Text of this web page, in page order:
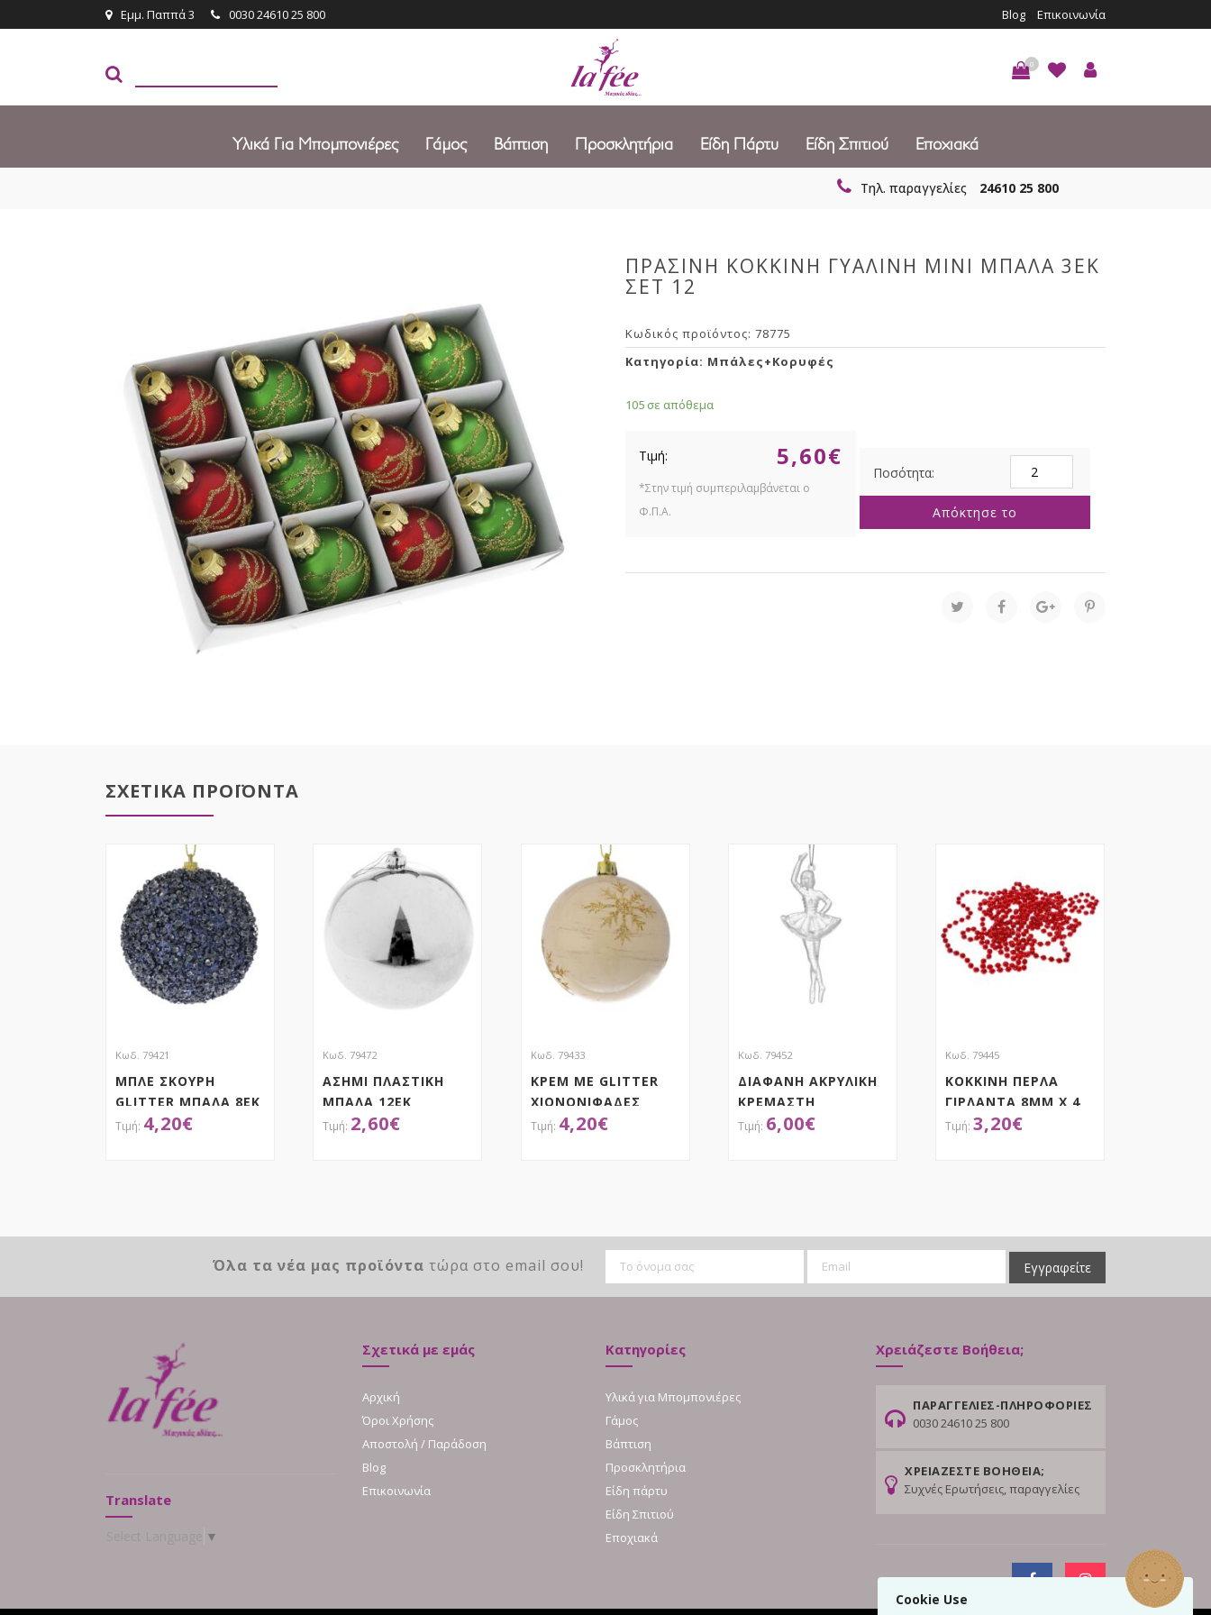
Cookie Use
Εμμ. Παππά 3 0030 24610 25 800 Blog Επικοινωνία
0
Υλικά Για Μπομπονιέρες Γάμος Βάπτιση Προσκλητήρια Είδη Πάρτυ Είδη Σπιτιού Εποχιακά
Τηλ. παραγγελίες 24610 25 800
ΠΡΑΣΙΝΗ ΚΟΚΚΙΝΗ ΓΥΑΛΙΝΗ ΜΙΝΙ ΜΠΑΛΑ 3ΕΚ
ΣΕΤ 12
Κωδικός προϊόντος:78775
Κατηγορία: Μπάλες+Κορυφές
105 σε απόθεμα
5,60€
ΚΟΚΚΙΝΗ
ΓΥΑΛΙΝΗ
ΜΙΝΙ
ΜΠΑΛΑ
ΣΕΤ
ποσότητα
Απόκτησε το
ΣΧΕΤΙΚΑ ΠΡΟΪΟΝΤΑ
Κωδ. 79421
ΜΠΛΕ ΣΚΟΥΡΗ
GLITTER ΜΠΑΛΑ 8ΕΚ
ΣΕΤ 64,20€
Κωδ. 79472
ΑΣΗΜΙ ΠΛΑΣΤΙΚΗ
ΜΠΑΛΑ 12ΕΚ
2,60€
Κωδ. 79433
ΚΡΕΜ ΜΕ GLITTER
ΧΙΟΝΟΝΙΦΑΔΕΣ
ΜΠΑΛΑ ΣΕΤ 6 8ΕΚ
4,20€
Κωδ. 79452
ΔΙΑΦΑΝΗ ΑΚΡΥΛΙΚΗ
ΚΡΕΜΑΣΤΗ
ΜΠΑΛΑΡΙΝΑ ΣΕΤ 6
6,00€
Κωδ. 79445
ΚΟΚΚΙΝΗ ΠΕΡΛΑ
ΓΙΡΛΑΝΤΑ 8ΜΜ Χ 4
ΜΕΤΡΑ
3,20€
Όλα τα νέα μας προϊόντα τώρα στο email σου! Εγγραφείτε
Translate
▼
Σχετικά με εμάς
Αρχική
Όροι Χρήσης
Αποστολή / Παράδοση
Blog
Επικοινωνία
Κατηγορίες
Υλικά για Μπομπονιέρες
Γάμος
Βάπτιση
Προσκλητήρια
Είδη πάρτυ
Είδη Σπιτιού
Εποχιακά
Χρειάζεστε Βοήθεια;
ΠΑΡΑΓΓΕΛΙΕΣ-ΠΛΗΡΟΦΟΡΙΕΣ
0030 24610 25 800
ΧΡΕΙΑΖΕΣΤΕ ΒΟΗΘΕΙΑ;
Συχνές Ερωτήσεις, παραγγελίες